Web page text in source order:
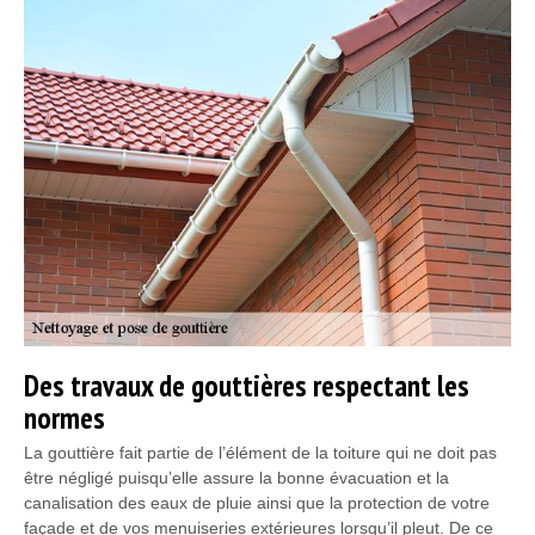
Des travaux de gouttières respectant les
normes
La gouttière fait partie de l’élément de la toiture qui ne doit pas
être négligé puisqu’elle assure la bonne évacuation et la
canalisation des eaux de pluie ainsi que la protection de votre
façade et de vos menuiseries extérieures lorsqu’il pleut. De ce